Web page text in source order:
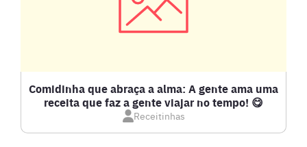
COMPOTAS E GELEIAS
DOCES E SOBREMESAS
Comidinha que abraça a alma: A gente ama uma
receita que faz a gente viajar no tempo! 😋
Receitinhas